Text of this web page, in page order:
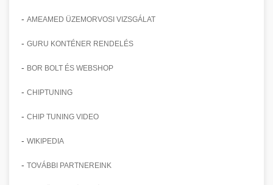
- AMEAMED ÜZEMORVOSI VIZSGÁLAT
- GURU KONTÉNER RENDELÉS
- BOR BOLT ÉS WEBSHOP
- CHIPTUNING
- CHIP TUNING VIDEO
- WIKIPEDIA
- TOVÁBBI PARTNEREINK